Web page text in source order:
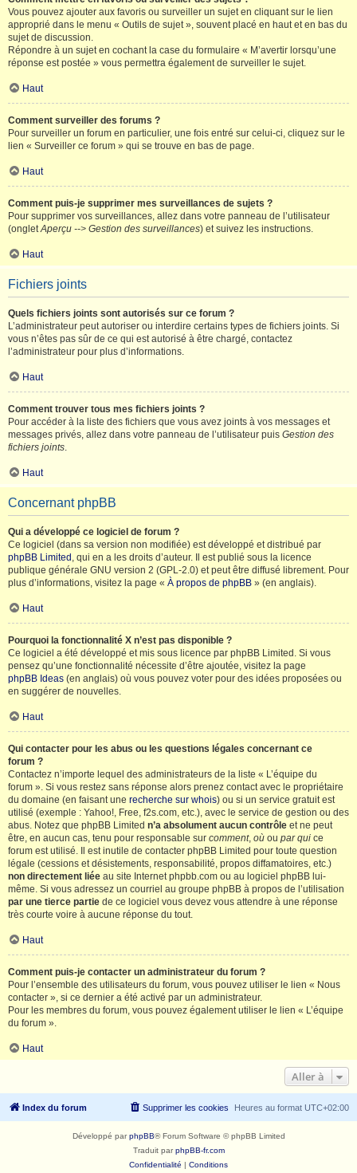
Vous pouvez ajouter aux favoris ou surveiller un sujet en cliquant sur le lien
approprié dans le menu « Outils de sujet », souvent placé en haut et en bas du
sujet de discussion.
Répondre à un sujet en cochant la case du formulaire « M’avertir lorsqu’une
réponse est postée » vous permettra également de surveiller le sujet.
Haut
Comment surveiller des forums ?
Pour surveiller un forum en particulier, une fois entré sur celui-ci, cliquez sur le
lien « Surveiller ce forum » qui se trouve en bas de page.
Haut
Comment puis-je supprimer mes surveillances de sujets ?
Pour supprimer vos surveillances, allez dans votre panneau de l’utilisateur
(ongletAperçu --> Gestion des surveillances) et suivez les instructions.
Haut
Fichiers joints
Quels fichiers joints sont autorisés sur ce forum ?
L’administrateur peut autoriser ou interdire certains types de fichiers joints. Si
vous n’êtes pas sûr de ce qui est autorisé à être chargé, contactez
l’administrateur pour plus d’informations.
Haut
Comment trouver tous mes fichiers joints ?
Pour accéder à la liste des fichiers que vous avez joints à vos messages et
messages privés, allez dans votre panneau de l’utilisateur puis Gestion des
fichiers joints.
Haut
Concernant phpBB
Qui a développé ce logiciel de forum ?
Ce logiciel (dans sa version non modifiée) est développé et distribué par
phpBB Limited , qui en a les droits d’auteur. Il est publié sous la licence
publique générale GNU version 2 (GPL-2.0) et peut être diffusé librement. Pour
plus d’informations, visitez la page « À propos de phpBB » (en anglais).
Haut
Pourquoi la fonctionnalité X n’est pas disponible ?
Ce logiciel a été développé et mis sous licence par phpBB Limited. Si vous
pensez qu’une fonctionnalité nécessite d’être ajoutée, visitez la page
phpBB Ideas (en anglais) où vous pouvez voter pour des idées proposées ou
en suggérer de nouvelles.
Haut
Qui contacter pour les abus ou les questions légales concernant ce
forum ?
Contactez n’importe lequel des administrateurs de la liste « L’équipe du
forum ». Si vous restez sans réponse alors prenez contact avec le propriétaire
du domaine (en faisant une recherche sur whois) ou si un service gratuit est
utilisé (exemple : Yahoo!, Free, f2s.com, etc.), avec le service de gestion ou des
abus. Notez que phpBB Limited n’a absolument aucun contrôle et ne peut
être, en aucun cas, tenu pour responsable sur comment, où ou par qui ce
forum est utilisé. Il est inutile de contacter phpBB Limited pour toute question
légale (cessions et désistements, responsabilité, propos diffamatoires, etc.)
non directement liée au site Internet phpbb.com ou au logiciel phpBB lui-
même. Si vous adressez un courriel au groupe phpBB à propos de l’utilisation
par une tierce partie de ce logiciel vous devez vous attendre à une réponse
très courte voire à aucune réponse du tout.
Haut
Comment puis-je contacter un administrateur du forum ?
Pour l’ensemble des utilisateurs du forum, vous pouvez utiliser le lien « Nous
contacter », si ce dernier a été activé par un administrateur.
Pour les membres du forum, vous pouvez également utiliser le lien « L’équipe
du forum ».
Haut
Aller à
Index du forum Heures au format UTC+02:00
Supprimer les cookies
Développé parphpBB® Forum Software © phpBB Limited
Traduit parphpBB-fr.com
Confidentialité | Conditions